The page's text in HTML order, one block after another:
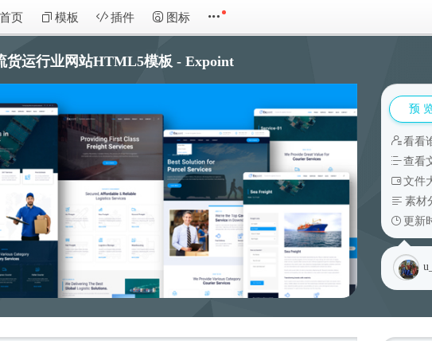
首页 模板 插件 图标
货运行业网站HTML5模板 - Expoint
预
看看
查看
文件
素材
更新